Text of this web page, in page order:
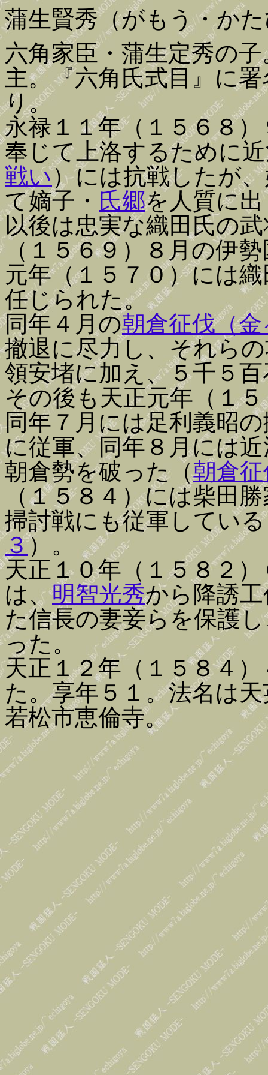
蒲生賢秀（がもう・か
六角家臣・蒲生定秀の
主。『六角氏式目』に
り。
永禄１１年（１５６８
奉じて上洛するために
戦い）には抗戦したが
て嫡子・ 氏郷を人質に
以後は忠実な織田氏の
（１５６９）８月の伊
元年（１５７０）には
任じられた。
同年４月の朝倉征伐（
撤退に尽力し、それら
領安堵に加え、５千５
その後も天正元年（１
同年７月には足利義昭
に従軍、同年８月には
朝倉勢を破った（朝倉
（１５８４）には柴田
掃討戦にも従軍してい
３）。
天正１０年（１５８２
は、明智光秀から降誘
た信長の妻妾らを保護
った。
天正１２年（１５８４
た。享年５１。法名は
若松市恵倫寺。